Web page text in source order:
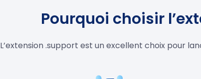
Pourquoi choisir
L’extension .support est un excellent choix pour